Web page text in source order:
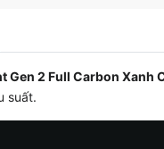
Gen 2 Full Carbon Xanh
suất.